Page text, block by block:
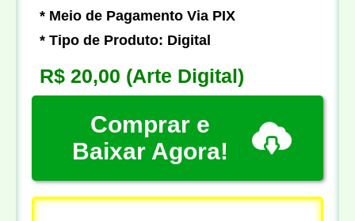
* Meio de Pagamento Via PIX
* Tipo de Produto: Digital
R$ 20,00 (Arte Digital)
Comprar e
Baixar Agora!